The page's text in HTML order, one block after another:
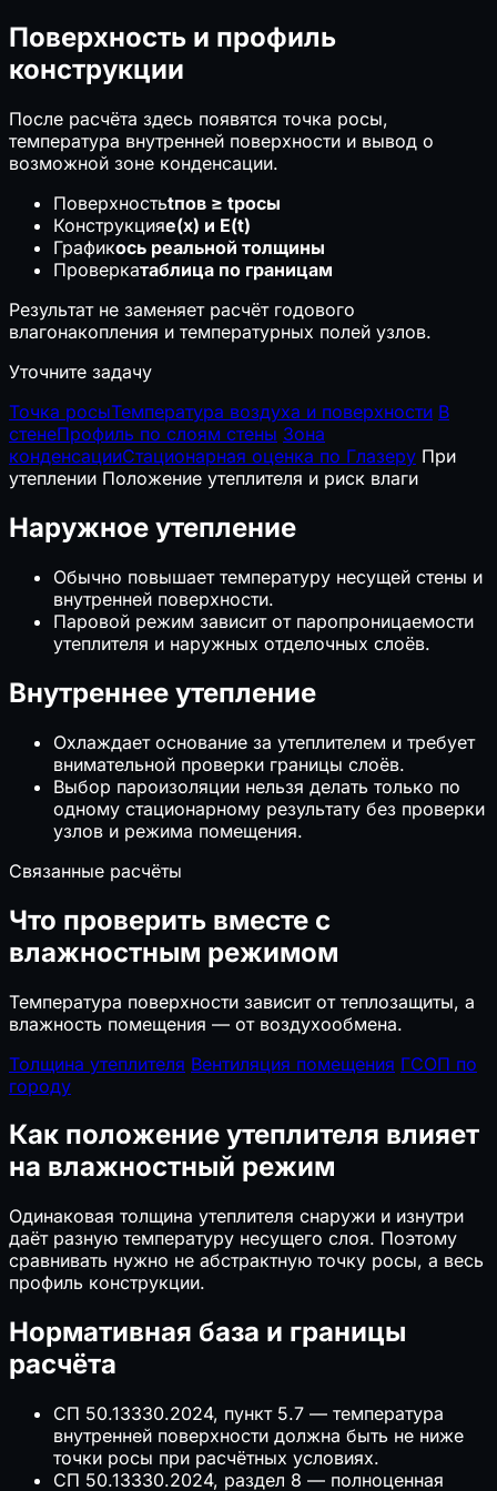
Поверхность и профиль
конструкции
После расчёта здесь появятся точка росы,
температура внутренней поверхности и вывод о
возможной зоне конденсации.
Поверхностьtпов ≥ tросы
Конструкцияe(x) и E(t)
Графикось реальной толщины
Проверкатаблица по границам
Результат не заменяет расчёт годового
влагонакопления и температурных полей узлов.
Уточните задачу
Точка росыТемпература воздуха и поверхности В
стенеПрофиль по слоям стены Зона
конденсацииСтационарная оценка по Глазеру При
утеплении Положение утеплителя и риск влаги
Наружное утепление
Обычно повышает температуру несущей стены и
внутренней поверхности.
Паровой режим зависит от паропроницаемости
утеплителя и наружных отделочных слоёв.
Внутреннее утепление
Охлаждает основание за утеплителем и требует
внимательной проверки границы слоёв.
Выбор пароизоляции нельзя делать только по
одному стационарному результату без проверки
узлов и режима помещения.
Связанные расчёты
Что проверить вместе с
влажностным режимом
Температура поверхности зависит от теплозащиты, а
влажность помещения — от воздухообмена.
Толщина утеплителя Вентиляция помещения ГСОП по
городу
Как положение утеплителя влияет
на влажностный режим
Одинаковая толщина утеплителя снаружи и изнутри
даёт разную температуру несущего слоя. Поэтому
сравнивать нужно не абстрактную точку росы, а весь
профиль конструкции.
Нормативная база и границы
расчёта
СП 50.13330.2024, пункт 5.7 — температура
внутренней поверхности должна быть не ниже
точки росы при расчётных условиях.
СП 50.13330.2024, раздел 8 — полноценная